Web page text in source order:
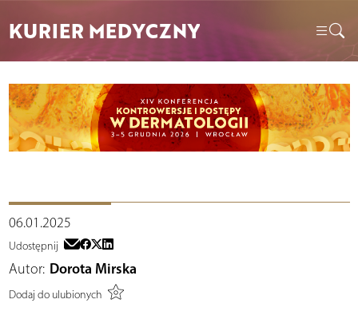
KURIER MEDYCZNY
06.01.2025
Udostępnij
Autor: Dorota Mirska
Dodaj do ulubionych